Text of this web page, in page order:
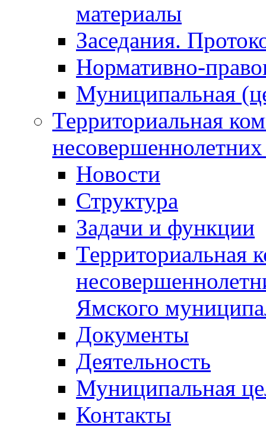
материалы
Заседания.
Нормативно-
Муниципальная
Территориальная
Новости
Структура
Задачи и функции
Территориальная
Ямского
Документы
Деятельность
Муниципальная
Контакты